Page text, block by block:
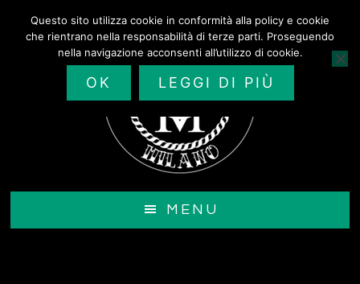
contenuto
MENU
Questo sito utilizza cookie in conformità alla policy e cookie
che rientrano nella responsabilità di terze parti. Proseguendo
nella navigazione acconsenti all’utilizzo di cookie.
OK LEGGI DI PIÙ